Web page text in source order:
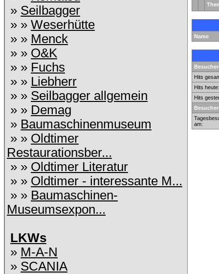
» Seilbagger
» » Weserhütte
» » Menck
» » O&K
» » Fuchs
» » Liebherr
» » Seilbagger allgemein
» » Demag
» Baumaschinenmuseum
» » Oldtimer
Restaurationsber...
» » Oldtimer Literatur
» » Oldtimer - interessante M...
» » Baumaschinen-
Museumsexpon...
LKWs
» M-A-N
» SCANIA
Name
Hits
Hits heute:
Hits
am: